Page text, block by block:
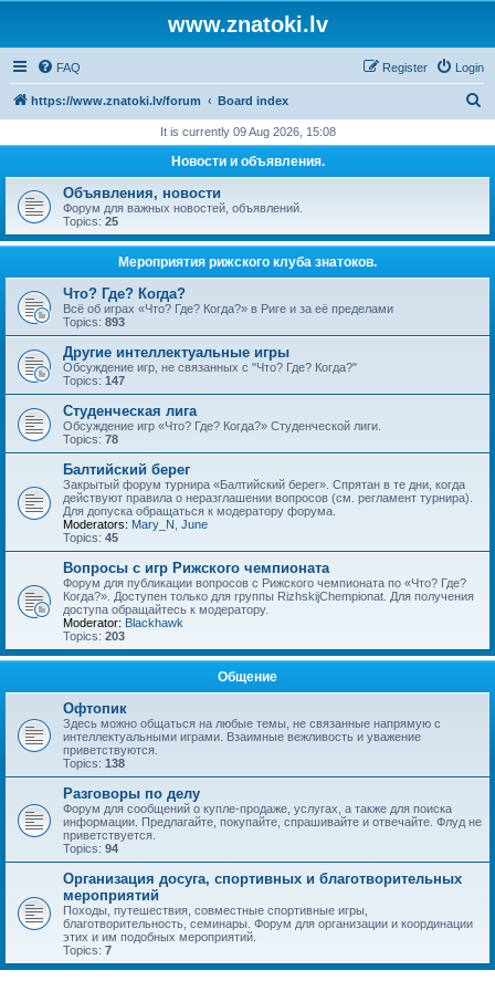
www.znatoki.lv
FAQ Login
Register
https://www.znatoki.lv/forum Board index
r
h
It is currently 09 Aug 2026, 15:08
Новости и объявления.
Объявления, новости
Форум для важных новостей, объявлений.
Topics: 25
Мероприятия рижского клуба знатоков.
Что? Где? Когда?
Всё об играх «Что? Где? Когда?» в Риге и за её пределами
Topics: 893
Другие интеллектуальные игры
Обсуждение игр, не связанных с "Что? Где? Когда?"
Topics: 147
Студенческая лига
Обсуждение игр «Что? Где? Когда?» Студенческой лиги.
Topics: 78
Балтийский берег
Закрытый форум турнира «Балтийский берег». Спрятан в те дни, когда
действуют правила о неразглашении вопросов (см. регламент турнира).
Для допуска обращаться к модератору форума.
Moderators: Mary_N June
Topics: 45
Вопросы с игр Рижского чемпионата
Форум для публикации вопросов с Рижского чемпионата по «Что? Где?
Когда?». Доступен только для группы RizhskijChempionat. Для получения
доступа обращайтесь к модератору.
Moderator: Blackhawk
Topics: 203
Общение
Офтопик
Здесь можно общаться на любые темы, не связанные напрямую с
интеллектуальными играми. Взаимные вежливость и уважение
приветствуются.
Topics: 138
Разговоры по делу
Форум для сообщений о купле-продаже, услугах, а также для поиска
информации. Предлагайте, покупайте, спрашивайте и отвечайте. Флуд не
приветствуется.
Topics: 94
Организация досуга, спортивных и благотворительных
мероприятий
Походы, путешествия, совместные спортивные игры,
благотворительность, семинары. Форум для организации и координации
этих и им подобных мероприятий.
Topics: 7